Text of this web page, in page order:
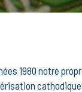
1980 notre